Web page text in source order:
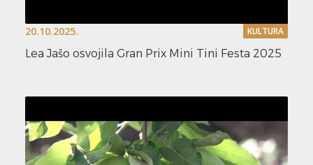
20.10.2025. KULTURA
Lea Jašo osvojila Gran Prix Mini Tini Festa 2025